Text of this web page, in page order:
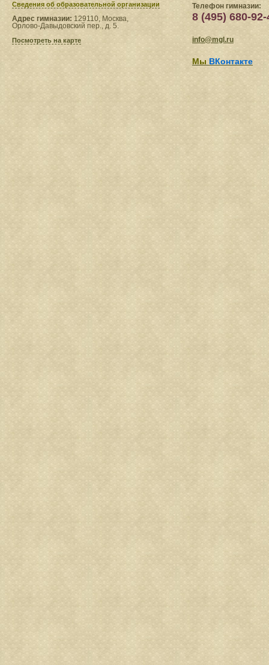
Сведения​ об образовательной организации
Адрес гимназии: 129110, Москва,
Орлово-Давыдовский пер., д. 5.
Посмотреть на карте
Телефон гимназии:
8 (495) 680-92-
info@mgl.ru
Мы ВКонтакте